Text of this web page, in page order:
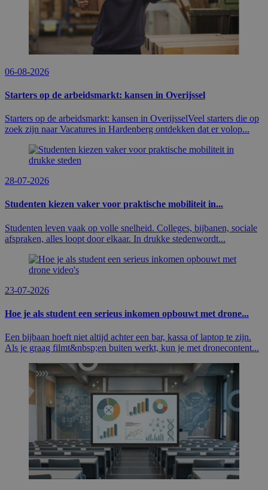
06-08-2026
Starters op de arbeidsmarkt: kansen in Overijssel
Starters op de arbeidsmarkt: kansen in OverijsselVeel starters die op
zoek zijn naar Vacatures in Hardenberg ontdekken dat er volop...
28-07-2026
Studenten kiezen vaker voor praktische mobiliteit in...
Studenten leven vaak op volle snelheid. Colleges, bijbanen, sociale
afspraken, alles loopt door elkaar. In drukke stedenwordt...
23-07-2026
Hoe je als student een serieus inkomen opbouwt met drone...
Een bijbaan hoeft niet altijd achter een bar, kassa of laptop te zijn.
Als je graag filmt&nbsp;en buiten werkt, kun je met dronecontent...